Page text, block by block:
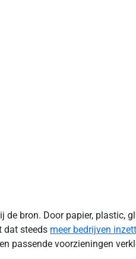
bron. Door papier, plastic,
dat steeds meer bedrijven
passende voorzieningen